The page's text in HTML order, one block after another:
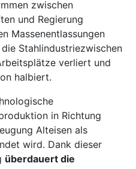
zwischen
und Regierung
Massenentlassungen
Stahlindustriezwischen
verliert und
halbiert.
in Richtung
Alteisen als
wird. Dank dieser
überdauert die